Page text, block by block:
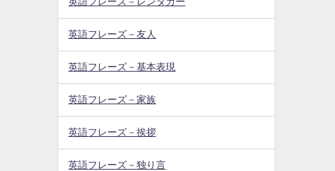
英語フレーズ－友人
英語フレーズ－基本表現
英語フレーズ－家族
英語フレーズ－挨拶
英語フレーズ－独り言